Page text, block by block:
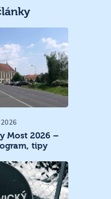
Most 2026 –
tipy